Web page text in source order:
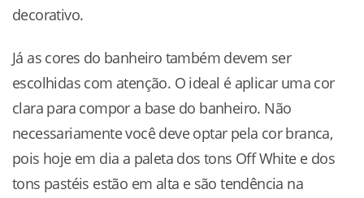
decorativo.
Já as cores do banheiro também devem ser
escolhidas com atenção. O ideal é aplicar uma cor
clara para compor a base do banheiro. Não
necessariamente você deve optar pela cor branca,
pois hoje em dia a paleta dos tons Off White e dos
tons pastéis estão em alta e são tendência na